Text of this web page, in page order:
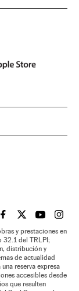
EL PAÍS BRASIL EN
EL PAÍSEL PAÍS
EL
y prestaciones en
32.1 del TRLPI;
distribución y
de actualidad
reserva expresa
accesibles desde
que resulten